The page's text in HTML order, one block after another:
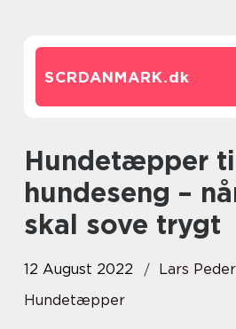
SCRDANMARK.dk
Hundetæpper til din
hundeseng –
skal sove trygt
12 August 2022
Lars
Hundetæpper